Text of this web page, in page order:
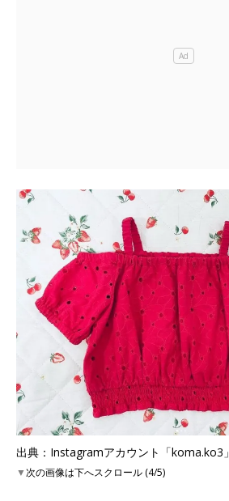
出典：Instagramアカウント「koma.ko3」
▼次の画像は下へスクロール (4/5)